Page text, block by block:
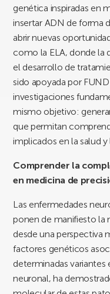
genética inspiradas en
insertar ADN de forma
abrir nuevas
como la ELA, donde la
el desarrollo de
sido apoyada por
investigaciones
mismo objetivo:
que permitan
implicados en la salud
Comprender la
en medicina de
Las enfermedades
ponen de manifiesto la
desde una perspectiva
factores genéticos
determinadas
neuronal, ha